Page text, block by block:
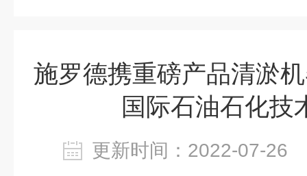
施罗德携重磅产品清淤
国际石油石化技
更新时间：2022-07-